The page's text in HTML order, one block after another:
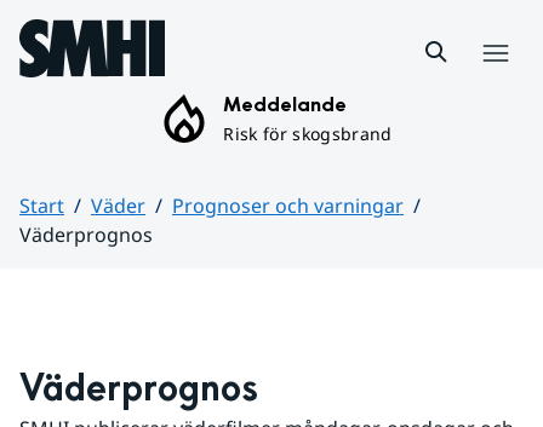
Hoppa till sidans innehåll
Meddelande
Risk för skogsbrand
Start Väder
Prognoser och varningar
Väderprognos
Väderprognos